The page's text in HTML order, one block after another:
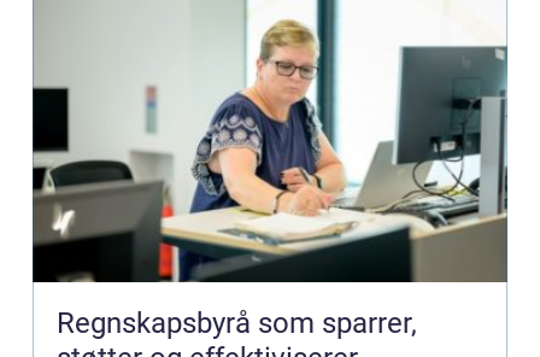
Regnskapsbyrå som sparrer,